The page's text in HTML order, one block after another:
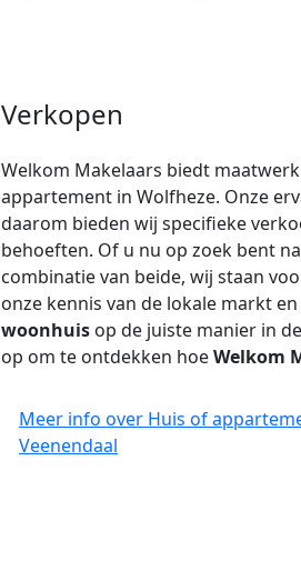
Verkopen
Welkom Makelaars biedt
appartement in Wolfheze. Onze
daarom bieden wij specifieke
behoeften. Of u nu op zoek bent
combinatie van beide, wij staan
onze kennis van de lokale markt
woonhuis op de juiste manier in
op om te ontdekken hoeWelkom
Meer info over Huis of
Veenendaal